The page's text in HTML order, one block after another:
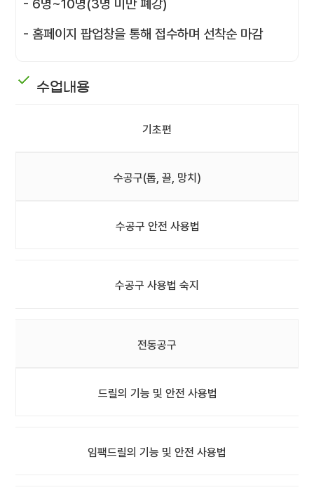
- 6명~10명(3명 미만 폐강)
- 홈페이지 팝업창을 통해 접수하며 선착순 마감
수업내용
기초편
수공구(톱, 끌, 망치)
수공구 안전 사용법
수공구 사용법 숙지
전동공구
드릴의 기능 및 안전 사용법
임팩드릴의 기능 및 안전 사용법